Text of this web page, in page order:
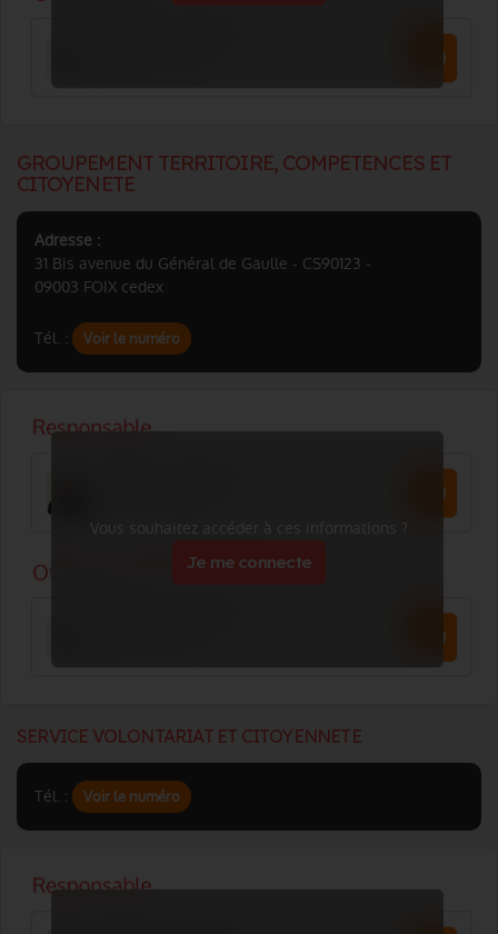
GROUPEMENT TERRITOIRE, COMPETENCES ET
CITOYENETE
Adresse :
31 Bis avenue du Général de Gaulle - CS90123 -
09003 FOIX cedex
Tél. : Voir le numéro
Vous souhaitez accéder à ces informations ?
Je me connecte
SERVICE VOLONTARIAT ET CITOYENNETE
Tél. : Voir le numéro